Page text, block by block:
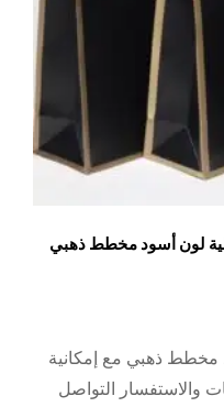
طولية لون أسود مخطط ذهبي
مخطط ذهبي مع إمكانية
والاستفسار التواصل